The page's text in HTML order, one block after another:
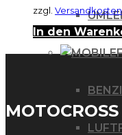
zzgl. Versandkosten
In den